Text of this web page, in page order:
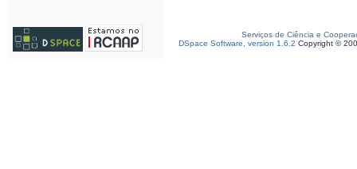
Serviços de Ciência e
DSpace Software, version 1.6.2 Copyright ©